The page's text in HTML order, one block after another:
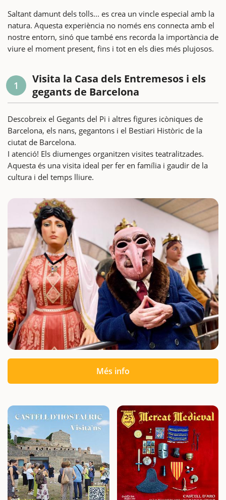
Saltant damunt dels tolls... es crea un vincle especial amb la
natura. Aquesta experiència no només ens connecta amb el
nostre entorn, sinó que també ens recorda la importància de
viure el moment present, fins i tot en els dies més plujosos.
1
Visita la Casa dels Entremesos i els
gegants de Barcelona
Descobreix el Gegants del Pi i altres figures icòniques de
Barcelona, els nans, gegantons i el Bestiari Històric de la
ciutat de Barcelona.
I atenció! Els diumenges organitzen visites teatralitzades.
Aquesta és una visita ideal per fer en família i gaudir de la
cultura i del temps lliure.
Més info